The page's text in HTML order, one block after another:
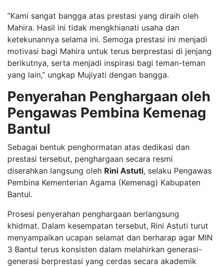
​”Kami sangat bangga atas prestasi yang diraih oleh
Mahira. Hasil ini tidak mengkhianati usaha dan
ketekunannya selama ini. Semoga prestasi ini menjadi
motivasi bagi Mahira untuk terus berprestasi di jenjang
berikutnya, serta menjadi inspirasi bagi teman-teman
yang lain,” ungkap Mujiyati dengan bangga.
Penyerahan Penghargaan oleh
Pengawas Pembina Kemenag
Bantul
​Sebagai bentuk penghormatan atas dedikasi dan
prestasi tersebut, penghargaan secara resmi
diserahkan langsung oleh Rini Astuti, selaku Pengawas
Pembina Kementerian Agama (Kemenag) Kabupaten
Bantul.
​Prosesi penyerahan penghargaan berlangsung
khidmat. Dalam kesempatan tersebut, Rini Astuti turut
menyampaikan ucapan selamat dan berharap agar MIN
3 Bantul terus konsisten dalam melahirkan generasi-
generasi berprestasi yang cerdas secara akademik